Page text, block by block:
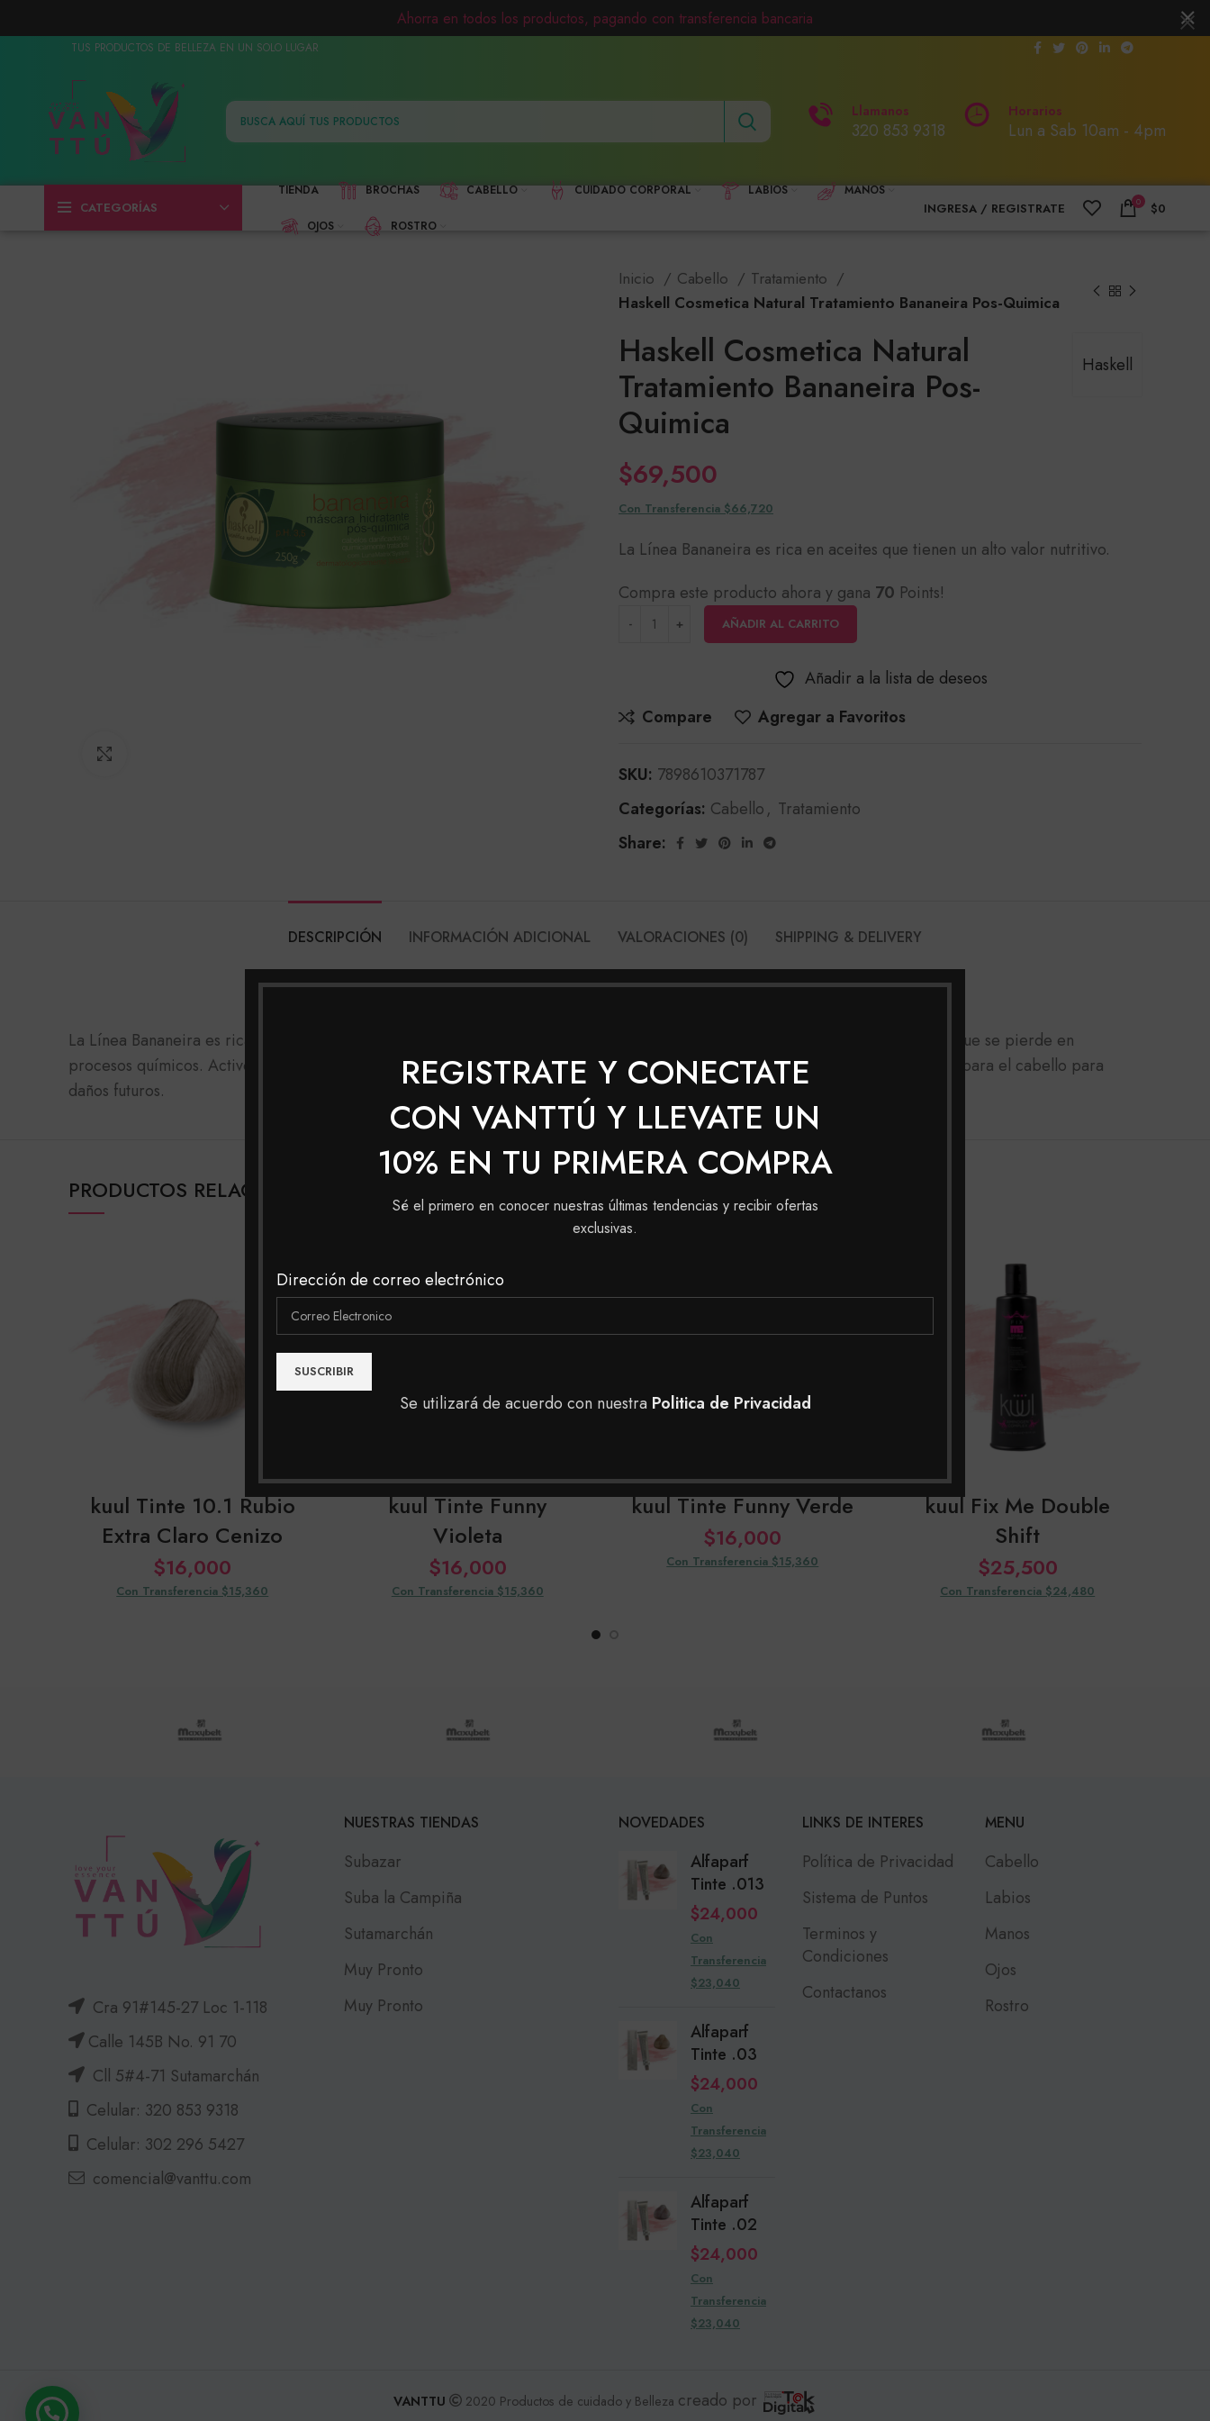
REGISTRATE Y CONECTATE
CON VANTTÚ Y LLEVATE UN
10% EN TU PRIMERA COMPRA
Sé el primero en conocer nuestras últimas tendencias y recibir ofertas
exclusivas.
Dirección de correo electrónico
Se utilizará de acuerdo con nuestra Politica de Privacidad
TUS PRODUCTOS DE BELLEZA EN UN SOLO LUGAR
Llamanos
320 853 9318
Horarios
Lun a Sab 10am - 4pm
CATEGORÍAS
TIENDA BROCHAS CABELLO CUIDADO CORPORAL LABIOS MANOS
OJOS ROSTRO
INGRESA / REGISTRATE 0 $0
Inicio Cabello
Tratamiento
Haskell Cosmetica Natural Tratamiento Bananeira Pos-Quimica
Haskell
Haskell Cosmetica Natural
Tratamiento Bananeira Pos-
Quimica
$69,500
Con Transferencia $66,720
La Línea Bananeira es rica en aceites que tienen un alto valor nutritivo.
Compra este producto ahora y gana 70 Points!
AÑADIR AL CARRITO
Añadir a la lista de deseos
Compare
Agregar a Favoritos
SKU: 7898610371787
Categorías: Cabello, Tratamiento
Share:
DESCRIPCIÓN INFORMACIÓN ADICIONAL VALORACIONES (0) SHIPPING & DELIVERY
HASKELL COSMETICA NATURAL TRATAMIENTO BANANEIRA POS-QUIMICA
La Línea Bananeira es rica en aceites que tienen un alto valor nutritivo. Esta línea exclusiva de Haskell devuelve la masa capilar que se pierde en
procesos químicos. Activo: LUNAMATRIX SYSTEM®: es un sistema en gel que repara los daños causados por las químicas y prepara el cabello para
daños futuros.
PRODUCTOS RELACIONADOS
kuul Tinte 10.1 Rubio
Extra Claro Cenizo
$16,000
Con Transferencia $15,360
kuul Tinte Funny
Violeta
$16,000
Con Transferencia $15,360
kuul Tinte Funny Verde
$16,000
Con Transferencia $15,360
kuul Fix Me Double
Shift
$25,500
Con Transferencia $24,480
Cra 91#145-27 Loc 1-118
Calle 145B No. 91 70
Cll 5#4-71 Sutamarchán
Celular: 320 853 9318
Celular: 302 296 5427
comencial@vanttu.com
NUESTRAS TIENDAS
Subazar
Suba la Campiña
Sutamarchán
Muy Pronto
Muy Pronto
NOVEDADES
Alfaparf
Tinte .013
$24,000
Con
Transferencia
$23,040
Alfaparf
Tinte .03
$24,000
Con
Transferencia
$23,040
Alfaparf
Tinte .02
$24,000
Con
Transferencia
$23,040
LINKS DE INTERES
Política de Privacidad
Sistema de Puntos
Terminos y
Condiciones
Contactanos
MENU
Cabello
Labios
Manos
Ojos
Rostro
VANTTU 2020 Productos de cuidado y Belleza creado por
Ahorra en todos los productos, pagando con transferencia bancaria